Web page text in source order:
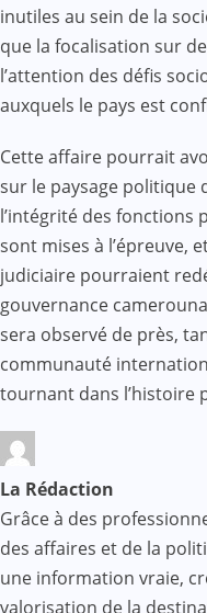
inutiles au sein de la
que la focalisation sur
l’attention des défis
auxquels le pays est
Cette affaire pourrait
sur le paysage politique
l’intégrité des fonctions
sont mises à l’épreuve,
judiciaire pourraient
gouvernance
sera observé de près,
communauté
tournant dans l’histoire
La Rédaction
Grâce à des
des affaires et de la
une information vraie,
valorisation de la